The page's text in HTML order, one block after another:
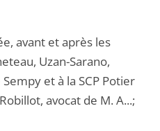
avant et après les
Uzan-Sarano,
et à la SCP Potier
avocat de M. A...;